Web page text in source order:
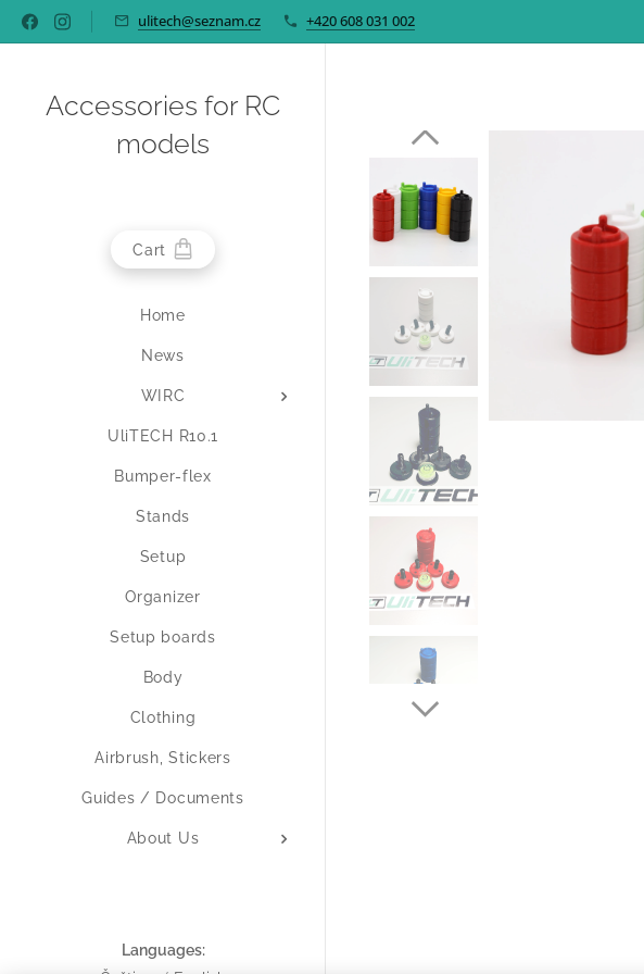
ulitech@seznam.cz +420 608 031 002
Accessories for RC
models
Cart
Home
News
WIRC
UliTECH R10.1
Bumper-flex
Stands
Setup
Organizer
Setup boards
Body
Clothing
Airbrush, Stickers
Guides / Documents
About Us
Languages